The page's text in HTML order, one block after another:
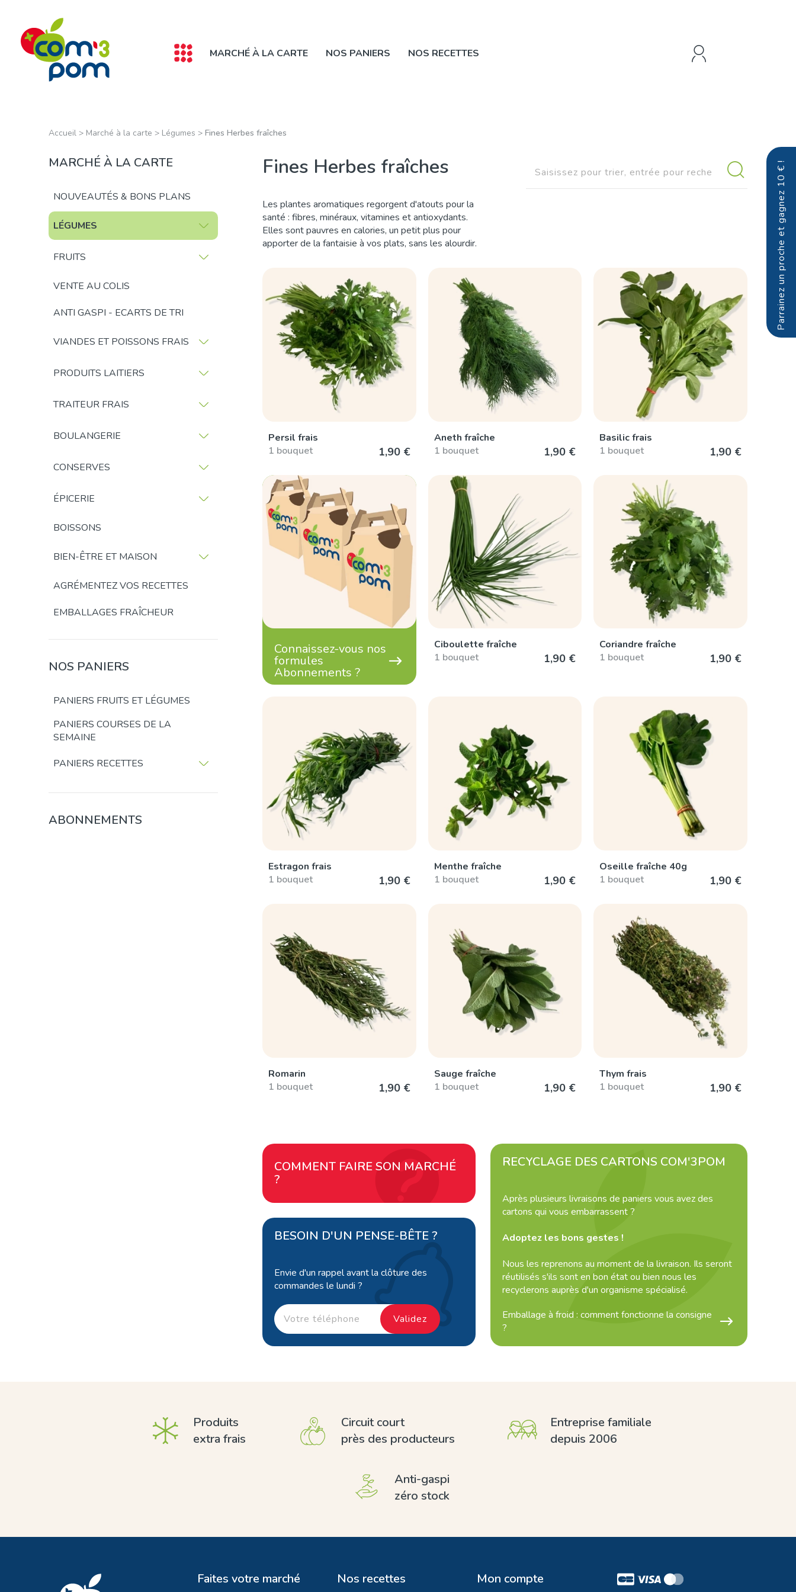
MARCHÉ À LA CARTE NOS PANIERS NOS RECETTES
Parrainez un proche et gagnez 10 € !
Accueil > Marché à la carte > Légumes > Fines Herbes fraîches
MARCHÉ À LA CARTE
NOUVEAUTÉS & BONS PLANS
LÉGUMES
FRUITS
VENTE AU COLIS
ANTI GASPI - ECARTS DE TRI
VIANDES ET POISSONS FRAIS
PRODUITS LAITIERS
TRAITEUR FRAIS
BOULANGERIE
CONSERVES
ÉPICERIE
BOISSONS
BIEN-ÊTRE ET MAISON
AGRÉMENTEZ VOS RECETTES
EMBALLAGES FRAÎCHEUR
NOS PANIERS
PANIERS FRUITS ET LÉGUMES
PANIERS COURSES DE LA
SEMAINE
PANIERS RECETTES
ABONNEMENTS
Fines Herbes fraîches
Les plantes aromatiques regorgent d'atouts pour la
santé : fibres, minéraux, vitamines et antioxydants.
Elles sont pauvres en calories, un petit plus pour
apporter de la fantaisie à vos plats, sans les alourdir.
Persil frais
1 bouquet
1,90 €
Aneth fraîche
1 bouquet
1,90 €
Basilic frais
1 bouquet
1,90 €
Connaissez-vous nos
formules
Abonnements ?
Ciboulette fraîche
1 bouquet
1,90 €
Coriandre fraîche
1 bouquet
1,90 €
Estragon frais
1 bouquet
1,90 €
Menthe fraîche
1 bouquet
1,90 €
Oseille fraîche 40g
1 bouquet
1,90 €
Romarin
1 bouquet
1,90 €
Sauge fraîche
1 bouquet
1,90 €
Thym frais
1 bouquet
1,90 €
COMMENT FAIRE SON MARCHÉ
?
RECYCLAGE DES CARTONS COM'3POM
Après plusieurs livraisons de paniers vous avez des
cartons qui vous embarrassent ?
Adoptez les bons gestes !
Nous les reprenons au moment de la livraison. Ils seront
réutilisés s'ils sont en bon état ou bien nous les
recyclerons auprès d'un organisme spécialisé.
Emballage à froid : comment fonctionne la consigne
?
BESOIN D'UN PENSE-BÊTE ?
Envie d'un rappel avant la clôture des
commandes le lundi ?
Produits
extra frais
Circuit court
près des producteurs
Entreprise familiale
depuis 2006
Anti-gaspi
zéro stock
Faites votre marché Nos recettes Mon compte